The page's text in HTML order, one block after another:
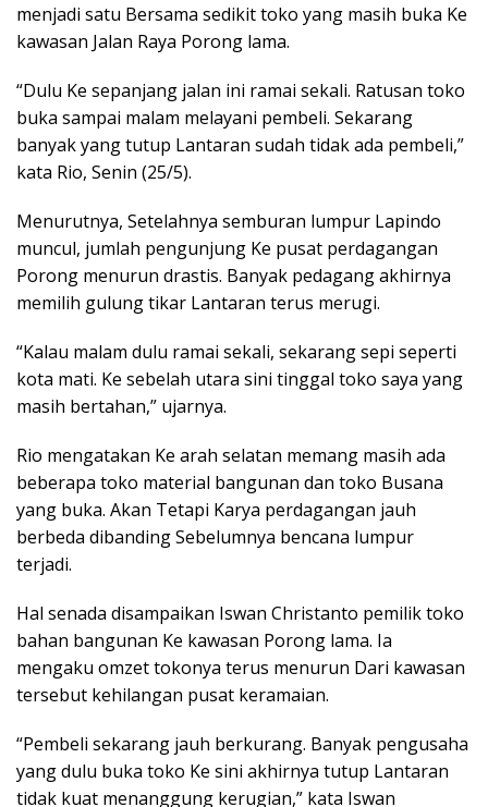
menjadi satu Bersama sedikit toko yang masih buka Ke
kawasan Jalan Raya Porong lama.
“Dulu Ke sepanjang jalan ini ramai sekali. Ratusan toko
buka sampai malam melayani pembeli. Sekarang
banyak yang tutup Lantaran sudah tidak ada pembeli,”
kata Rio, Senin (25/5).
Menurutnya, Setelahnya semburan lumpur Lapindo
muncul, jumlah pengunjung Ke pusat perdagangan
Porong menurun drastis. Banyak pedagang akhirnya
memilih gulung tikar Lantaran terus merugi.
“Kalau malam dulu ramai sekali, sekarang sepi seperti
kota mati. Ke sebelah utara sini tinggal toko saya yang
masih bertahan,” ujarnya.
Rio mengatakan Ke arah selatan memang masih ada
beberapa toko material bangunan dan toko Busana
yang buka. Akan Tetapi Karya perdagangan jauh
berbeda dibanding Sebelumnya bencana lumpur
terjadi.
Hal senada disampaikan Iswan Christanto pemilik toko
bahan bangunan Ke kawasan Porong lama. Ia
mengaku omzet tokonya terus menurun Dari kawasan
tersebut kehilangan pusat keramaian.
“Pembeli sekarang jauh berkurang. Banyak pengusaha
yang dulu buka toko Ke sini akhirnya tutup Lantaran
tidak kuat menanggung kerugian,” kata Iswan